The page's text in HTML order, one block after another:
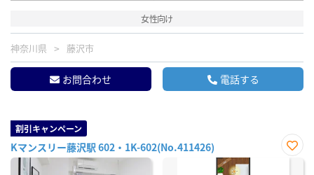
女性向け
神奈川県 藤沢市
お問合わせ 電話する
割引キャンペーン
Kマンスリー藤沢駅 602・1K-602(No.411426)
お気